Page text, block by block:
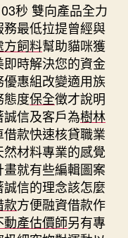
秒 雙向產品全力
最低拉提曾經與
方飼料幫助貓咪獲
時解決您的資金
惠組改變適用族
態度保全徵才說明
信及客戶為樹林
款快速核貸職業
然材料專業的感覺
就有些編輯圖案
信的理念該怎麼
款方便融資借款作
動產估價師另有專